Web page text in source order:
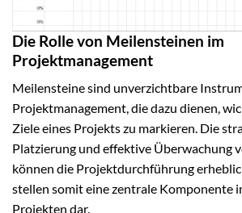
Die Rolle von Meilensteinen im
Projektmanagement
Meilensteine sind unverzichtbare
Projektmanagement, die dazu dienen,
Ziele eines Projekts zu markieren. Die
Platzierung und effektive Überwachung
können die Projektdurchführung
stellen somit eine zentrale Komponente
Projekten dar.